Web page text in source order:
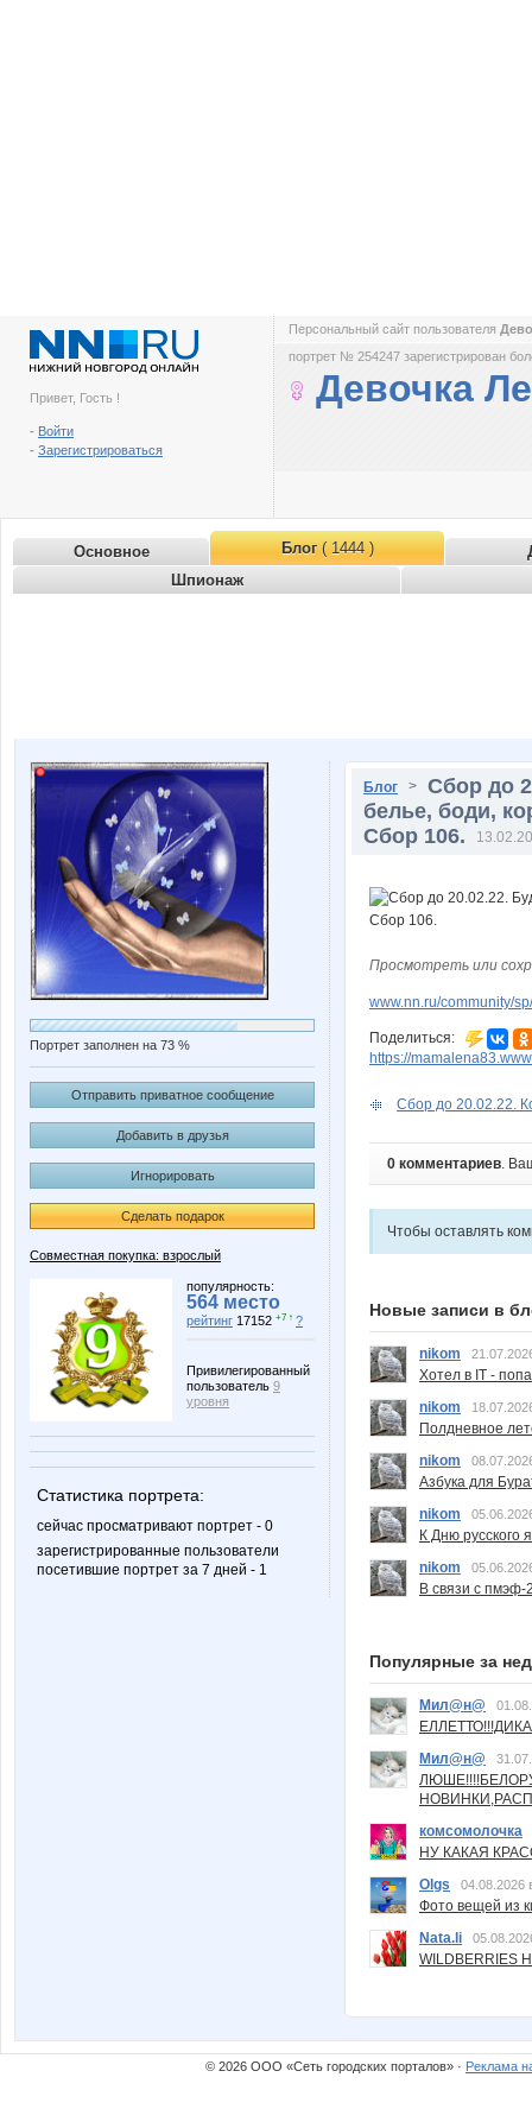
Привет, Гость !
- Войти
- Зарегистрироваться
Персональный сайт пользователя
портрет № 254247 зарегистрирован
Девочка
Основное Блог( 1444 )
Шпионаж
Портрет заполнен на 73 %
Отправить приватное сообщение
Добавить в друзья
Игнорировать
Сделать подарок
Совместная покупка: взрослый
популярность:
564 место
рейтинг 17152 +7 ↑ ?
Привилегированный
пользователь 9
уровня
Статистика портрета:
сейчас просматривают портрет - 0
зарегистрированные пользователи
посетившие портрет за 7 дней - 1
Блог > Сбор до
белье, боди,
Сбор 106.
Просмотреть или
www.nn.ru/community/
Поделиться:
https://
Сбор до 20.02.22.
0 комментариев.
Чтобы оставлять
Новые записи в
nikom
Хотел в IT -
nikom
Полдневное
nikom
Азбука для
nikom
К Дню русского
nikom
В связи с пмэф-
Популярные за
Мил@н@
Мил@н@
комсомолочка
НУ КАКАЯ
Olgs
04.08.2026
Фото вещей из
Nata.li
© 2026 ООО «Сеть городских порталов» · Реклама